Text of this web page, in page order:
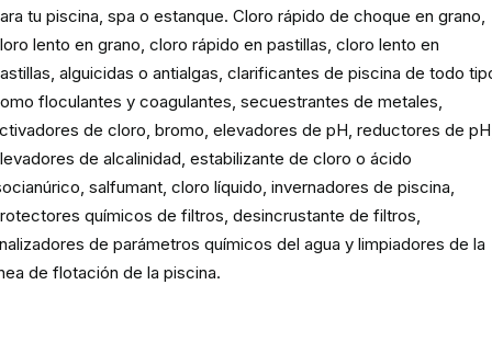
tu piscina, spa o estanque. Cloro rápido de choque en grano,
lento en grano, cloro rápido en pastillas, cloro lento en
alguicidas o antialgas, clarificantes de piscina de todo
floculantes y coagulantes, secuestrantes de metales,
de cloro, bromo, elevadores de pH, reductores de
de alcalinidad, estabilizante de cloro o ácido
salfumant, cloro líquido, invernadores de piscina,
químicos de filtros, desincrustante de filtros,
de parámetros químicos del agua y limpiadores de la
de flotación de la piscina.